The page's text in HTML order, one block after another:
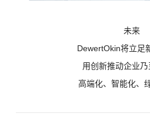
未来
DewertOkin将立足
用创新推动企业
高端化、智能化、